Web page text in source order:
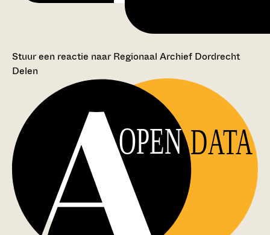
Stuur een reactie naar Regionaal Archief Dordrecht
Delen
OPEN DATA